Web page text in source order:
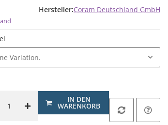
Hersteller:Coram Deutschland GmbH
Variation.
IN DEN
WARENKORB